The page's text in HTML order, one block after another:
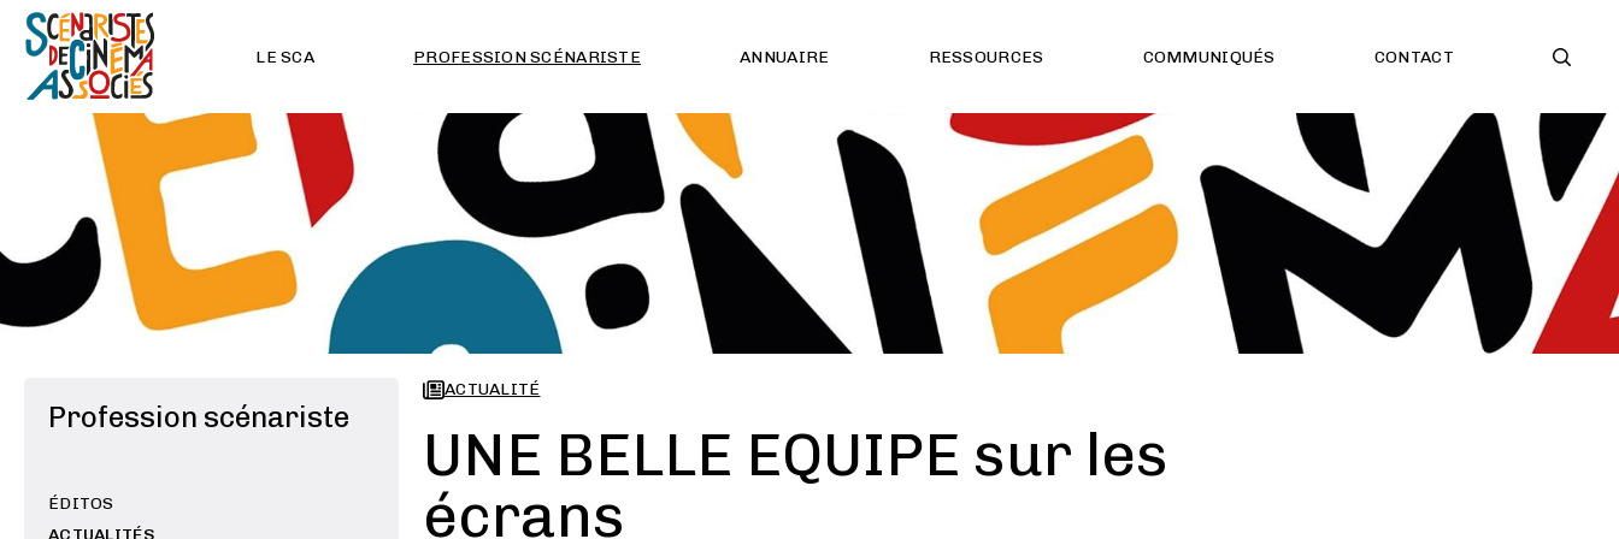
LE SCA PROFESSION SCÉNARISTE ANNUAIRE RESSOURCES COMMUNIQUÉS CONTACT
Profession scénariste
ÉDITOS
ACTUALITÉS
ACTUALITÉ
UNE BELLE EQUIPE sur les
écrans